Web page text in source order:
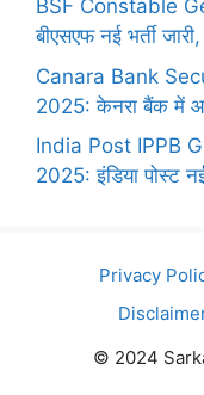
BSF Constable
बीएसएफ नई भर्ती
Canara Bank
2025: केनरा बैंक में
India Post IPPB
2025: इंडिया पोस्ट
Privacy
© 2024